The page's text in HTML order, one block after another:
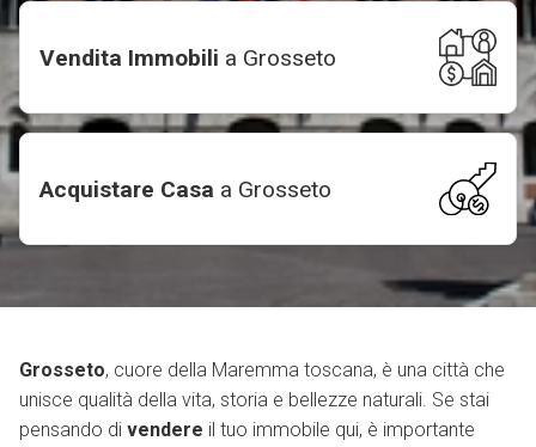
Vendita Immobili a Grosseto
Acquistare Casa a Grosseto
Grosseto, cuore della Maremma toscana, è una città che
unisce qualità della vita, storia e bellezze naturali. Se stai
pensando di vendere il tuo immobile qui, è importante